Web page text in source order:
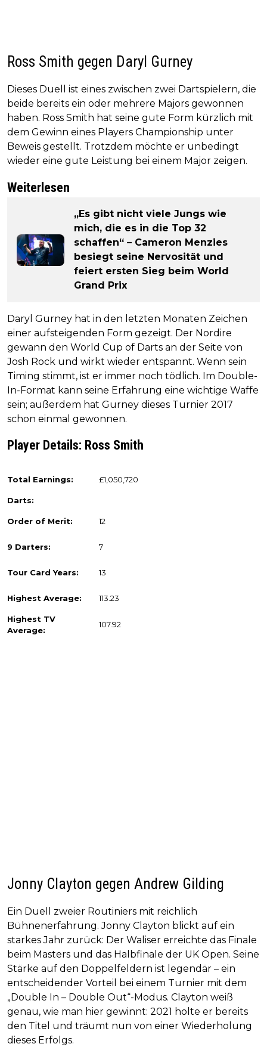
Ross Smith gegen Daryl Gurney
Dieses Duell ist eines zwischen zwei Dartspielern, die
beide bereits ein oder mehrere Majors gewonnen
haben. Ross Smith hat seine gute Form kürzlich mit
dem Gewinn eines Players Championship unter
Beweis gestellt. Trotzdem möchte er unbedingt
wieder eine gute Leistung bei einem Major zeigen.
Weiterlesen
„Es gibt nicht viele Jungs wie
mich, die es in die Top 32
schaffen“ – Cameron Menzies
besiegt seine Nervosität und
feiert ersten Sieg beim World
Grand Prix
Daryl Gurney hat in den letzten Monaten Zeichen
einer aufsteigenden Form gezeigt. Der Nordire
gewann den World Cup of Darts an der Seite von
Josh Rock und wirkt wieder entspannt. Wenn sein
Timing stimmt, ist er immer noch tödlich. Im Double-
In-Format kann seine Erfahrung eine wichtige Waffe
sein; außerdem hat Gurney dieses Turnier 2017
schon einmal gewonnen.
Player Details: Ross Smith
Total Earnings: £1,050,720
Darts:
Order of Merit: 12
9 Darters: 7
Tour Card Years: 13
Highest Average: 113.23
Highest TV
Average:
107.92
Jonny Clayton gegen Andrew Gilding
Ein Duell zweier Routiniers mit reichlich
Bühnenerfahrung. Jonny Clayton blickt auf ein
starkes Jahr zurück: Der Waliser erreichte das Finale
beim Masters und das Halbfinale der UK Open. Seine
Stärke auf den Doppelfeldern ist legendär – ein
entscheidender Vorteil bei einem Turnier mit dem
„Double In – Double Out“-Modus. Clayton weiß
genau, wie man hier gewinnt: 2021 holte er bereits
den Titel und träumt nun von einer Wiederholung
dieses Erfolgs.